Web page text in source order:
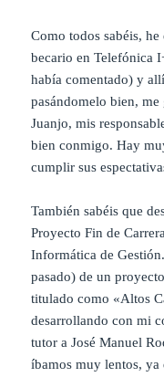
Como todos sabéis,
becario en Telefónica
había comentado) y
pasándomelo bien,
Juanjo, mis
bien conmigo. Hay
cumplir sus
También sabéis que
Proyecto Fin de
Informática de
pasado) de un
titulado como «Altos
desarrollando con mi
tutor a José Manuel
íbamos muy lentos, ya